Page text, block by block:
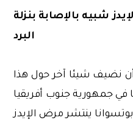
شبيه بالإصابة بنزلة
البرد
نضيف شيئا آخر حول هذا
في جمهورية جنوب أفريقيا
ينتشر مرض الإيدز